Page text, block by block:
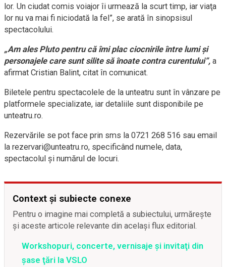
lor. Un ciudat comis voiajor îi urmează la scurt timp, iar viaţa
lor nu va mai fi niciodată la fel”, se arată în sinopsisul
spectacolului.
„Am ales Pluto pentru că îmi plac ciocnirile între lumi şi
personajele care sunt silite să înoate contra curentului”, a
afirmat Cristian Balint, citat în comunicat.
Biletele pentru spectacolele de la unteatru sunt în vânzare pe
platformele specializate, iar detaliile sunt disponibile pe
unteatru.ro.
Rezervările se pot face prin sms la 0721 268 516 sau email
la rezervari@unteatru.ro, specificând numele, data,
spectacolul şi numărul de locuri.
Context și subiecte conexe
Pentru o imagine mai completă a subiectului, urmărește
și aceste articole relevante din același flux editorial.
Workshopuri, concerte, vernisaje şi invitaţi din
şase ţări la VSLO